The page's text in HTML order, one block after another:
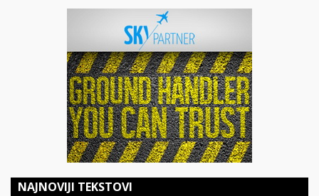
NAJNOVIJI TEKSTOVI